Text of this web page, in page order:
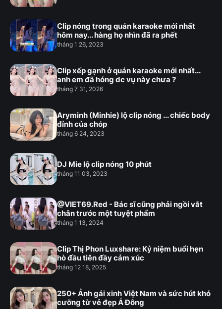
Clip nóng trong quán karaoke mới nhất
hôm nay... hàng họ nhìn đã ra phết
tháng 1 26, 2023
Clip xếp gạnh ở quán karaoke mới nhất...
anh em đã hóng dc vụ này chưa ?
tháng 7 31, 2026
Aryminh (Minhie) lộ clip nóng ... chiếc body
đỉnh của chóp
tháng 6 24, 2023
DJ Mie lộ clip nóng 10 phút
tháng 11 03, 2023
@VIET69.Red - Bác sĩ cũng phải ngồi vắt
chân trước một tuyệt phẩm
tháng 1 13, 2024
Clip Thị Phon Luxshare: Kỷ niệm buổi hẹn
hò đầu tiên đầy cảm xúc
tháng 12 18, 2025
250+ Ảnh gái xinh Việt Nam và sức hút khó
cưỡng từ vẻ đẹp Á Đông